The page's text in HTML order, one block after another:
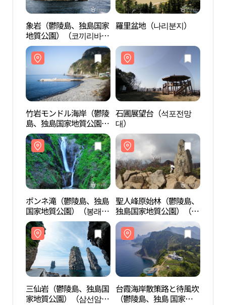
象岩（鬱陵島、独島国家
地質公園）（코끼리바위
（울릉도, 독도 국가지질
공원））
羅里盆地（나리분지）
竹岩モンドル海岸（鬱陵
島、独島国家地質公園）
（죽암 몽돌해안（울릉
도, 독도 국가지질공
원））
石圃展望台（석포전망
대）
ポンネ滝（鬱陵島、独島
国家地質公園）（봉래폭
포 (울릉도, 독도 국가지질
공원)）
聖人峰原始林（鬱陵島、
独島国家地質公園）（성
인봉 원시림（울릉도, 독
도 국가지질공원））
三仙岩（鬱陵島、独島国
家地質公園）（삼선암
台霞海岸散策路と待風坎
（鬱陵島、独島 国家地